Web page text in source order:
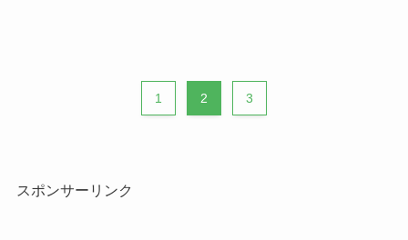
1 2 3
スポンサーリンク